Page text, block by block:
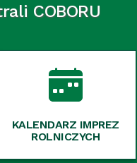
COBORU
KALENDARZ IMPREZ
ROLNICZYCH